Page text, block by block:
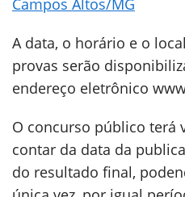
Campos Altos/MG
A data, o horário e o
provas serão
endereço eletrônico
O concurso público terá
contar da data da
do resultado final,